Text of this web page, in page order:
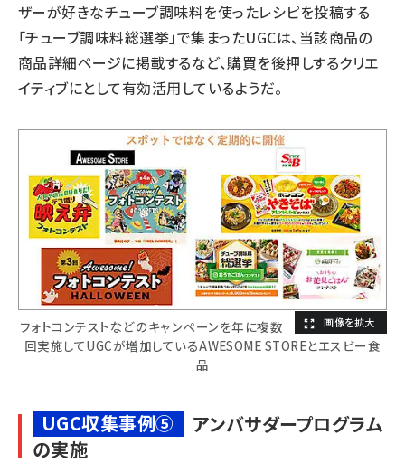
ザーが好きなチューブ調味料を使ったレシピを投稿する
「チューブ調味料総選挙」で集まったUGCは、当該商品の
商品詳細ページに掲載するなど、購買を後押しするクリエ
イティブにとして有効活用しているようだ。
フォトコンテストなどのキャンペーンを年に複数
回実施してUGCが増加しているAWESOME STOREとエスビー食
品
UGC収集事例⑤
アンバサダープログラム
の実施